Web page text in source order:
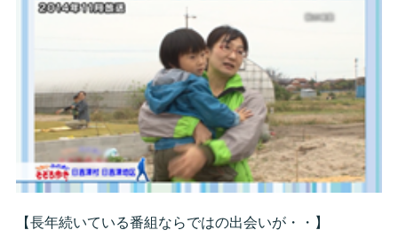
【長年続いている番組ならではの出会いが・・】